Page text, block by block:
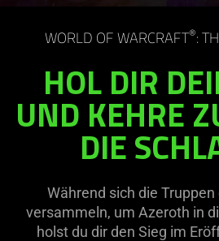
WORLD OF WARCRAFT ®:
HOL DIR
UND KEHRE
DIE
Während sich die
versammeln, um Azeroth in
holst du dir den Sieg im